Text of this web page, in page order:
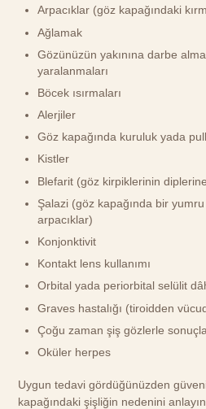
Arpacıklar (göz kapağındaki
Ağlamak
Gözünüzün yakınına darbe
yaralanmaları
Böcek ısırmaları
Alerjiler
Göz kapağında kuruluk yada
Kistler
Blefarit (göz kirpiklerinin
Şalazi (göz kapağında bir
arpacıklar)
Konjonktivit
Kontakt lens kullanımı
Orbital yada periorbital selülit
Graves hastalığı (tiroidden
Çoğu zaman şiş gözlerle
Oküler herpes
Uygun tedavi gördüğünüzden
kapağındaki şişliğin nedenini anlayın.